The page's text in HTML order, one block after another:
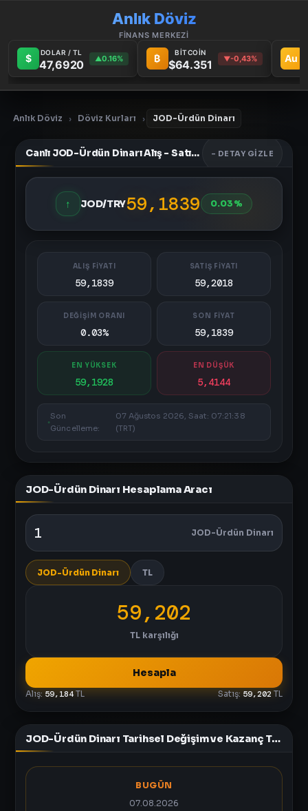
Anlık Döviz
FİNANS MERKEZİ
$ DOLAR / TL
47,6920 ▲0.16% ₿ BİTCOİN
$64.351 ▼-0,43% Au
Anlık Döviz › Döviz Kurları › JOD-Ürdün Dinarı
Canlı JOD-Ürdün Dinarı Alış - Satış Fiyatları - DETAY GIZLE
↑ JOD/TRY59,1839 0.03%
ALIŞ FİYATI
59,1839
SATIŞ FİYATI
59,2018
DEĞİŞİM ORANI
0.03%
SON FİYAT
59,1839
EN YÜKSEK
59,1928
EN DÜŞÜK
5,4144
Son
Güncelleme:
07 Ağustos 2026, Saat: 07:21:38
(TRT)
JOD-Ürdün Dinarı Hesaplama Aracı
JOD-Ürdün Dinarı
JOD-Ürdün Dinarı TL
59,202
TLkarşılığı
Hesapla
Alış: 59,184 TL Satış: 59,202 TL
JOD-Ürdün Dinarı Tarihsel Değişim ve Kazanç Tablosu
BUGÜN
07.08.2026